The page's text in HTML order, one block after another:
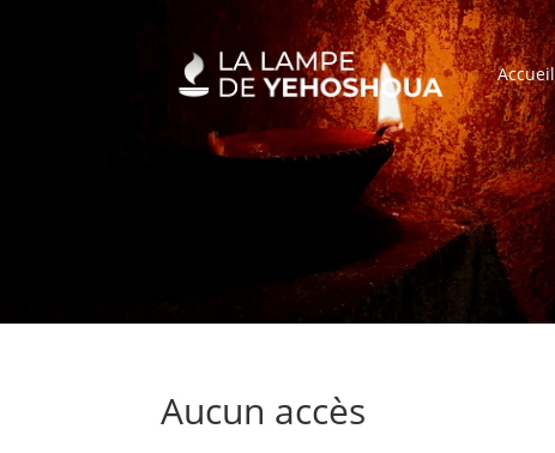
Accueil
Aucun accès